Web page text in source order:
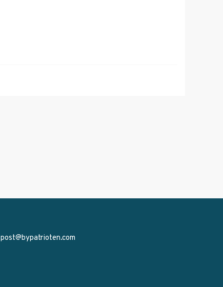
post@bypatrioten.com